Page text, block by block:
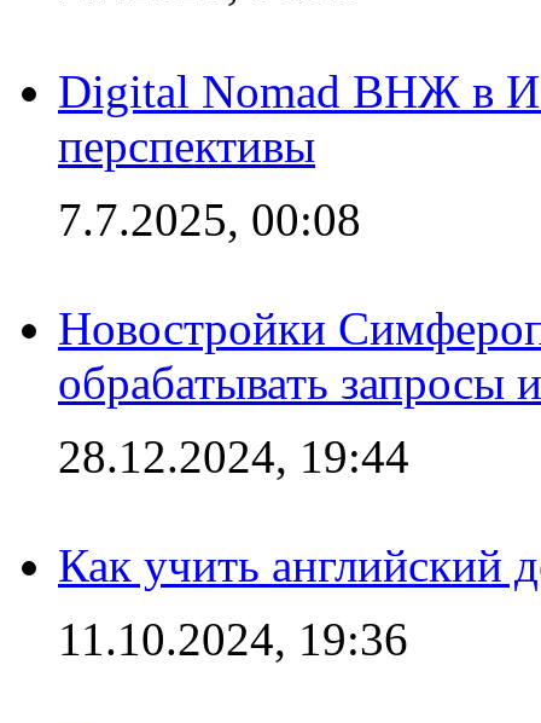
Digital Nomad ВНЖ в
перспективы
7.7.2025, 00:08
Новостройки
обрабатывать запросы
28.12.2024, 19:44
Как учить английский
11.10.2024, 19:36